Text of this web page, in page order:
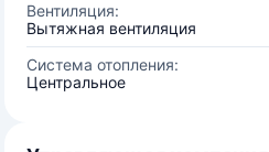
Вентиляция:
Вытяжная вентиляция
Система отопления:
Центральное